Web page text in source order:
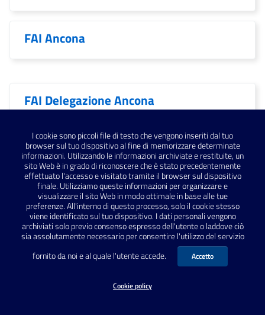
I cookie sono piccoli file di testo che vengono inseriti dal tuo
browser sul tuo dispositivo al fine di memorizzare determinate
informazioni. Utilizzando le informazioni archiviate e restituite, un
sito Web è in grado di riconoscere che è stato precedentemente
effettuato l'accesso e visitato tramite il browser sul dispositivo
finale. Utilizziamo queste informazioni per organizzare e
visualizzare il sito Web in modo ottimale in base alle tue
preferenze. All'interno di questo processo, solo il cookie stesso
viene identificato sul tuo dispositivo. I dati personali vengono
archiviati solo previo consenso espresso dell'utente o laddove ciò
sia assolutamente necessario per consentire l'utilizzo del servizio
fornito da noi e al quale l'utente accede.
Accetto
Cookie policy
FAI Ancona
FAI Delegazione Ancona
Falerio Picenus
Falerone
Fano